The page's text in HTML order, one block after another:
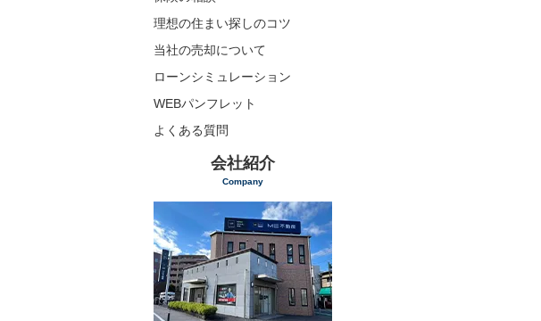
理想の住まい探しのコツ
当社の売却について
ローンシミュレーション
WEBパンフレット
よくある質問
会社紹介
Company